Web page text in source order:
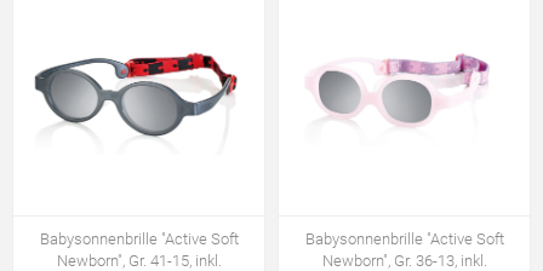
Babysonnenbrille "Active Soft
Newborn", Gr. 41-15, inkl.
Babysonnenbrille "Active Soft
Newborn", Gr. 36-13, inkl.